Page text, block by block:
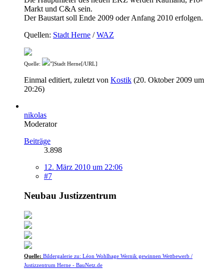
Markt und C&A sein.
Der Baustart soll Ende 2009 oder Anfang 2010 erfolgen.
Quellen: Stadt Herne /WAZ
Quelle: "]Stadt Herne[/URL]
Einmal editiert, zuletzt von Kostik (20. Oktober 2009 um
20:26)
nikolas
Moderator
Beiträge
3.898
12. März 2010 um 22:06
#7
Neubau Justizzentrum
Quelle: Bildergalerie zu: Léon Wohlhage Wernik gewinnen Wettbewerb /
Justizzentrum Herne - BauNetz.de